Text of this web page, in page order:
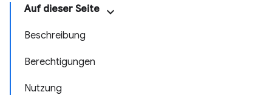
Auf dieser Seite
Beschreibung
Berechtigungen
Nutzung